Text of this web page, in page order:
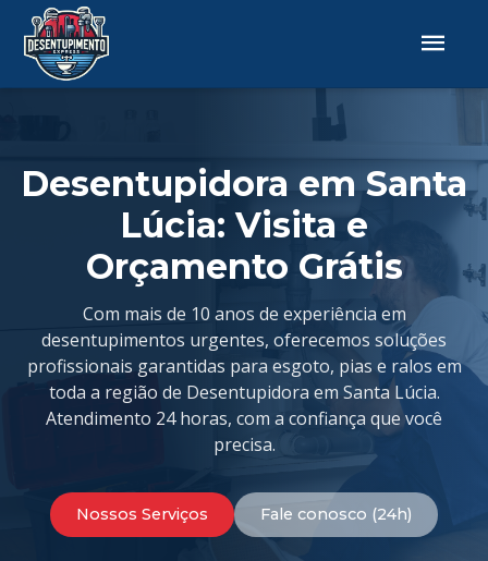
Desentupidora em Santa
Lúcia: Visita e
Orçamento Grátis
Com mais de 10 anos de experiência em
desentupimentos urgentes, oferecemos soluções
profissionais garantidas para esgoto, pias e ralos em
toda a região de Desentupidora em Santa Lúcia.
Atendimento 24 horas, com a confiança que você
precisa.
Nossos Serviços Fale conosco (24h)